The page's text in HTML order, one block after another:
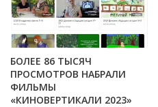
БОЛЕЕ 86 ТЫСЯЧ
ПРОСМОТРОВ НАБРАЛИ
ФИЛЬМЫ
«КИНОВЕРТИКАЛИ 2023»